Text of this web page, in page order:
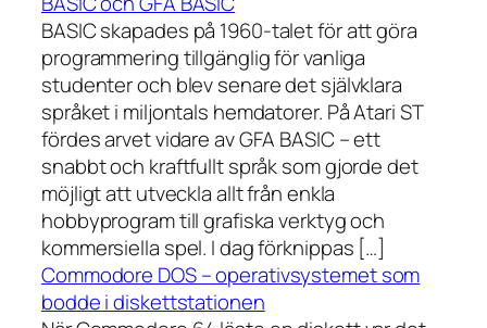
BASIC skapades på 1960-talet för att göra
programmering tillgänglig för vanliga
studenter och blev senare det självklara
språket i miljontals hemdatorer. På Atari ST
fördes arvet vidare av GFA BASIC – ett
snabbt och kraftfullt språk som gjorde det
möjligt att utveckla allt från enkla
hobbyprogram till grafiska verktyg och
kommersiella spel. I dag förknippas […]
Commodore DOS – operativsystemet som
bodde i diskettstationen